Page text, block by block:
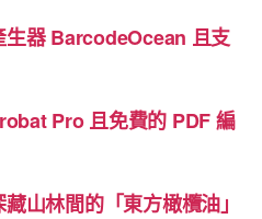
器 BarcodeOcean 且支
Pro 且免費的 PDF 編
山林間的「東方橄欖油」